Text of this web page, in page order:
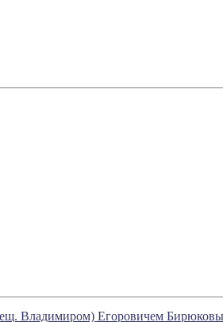
Владимиром) Егоровичем